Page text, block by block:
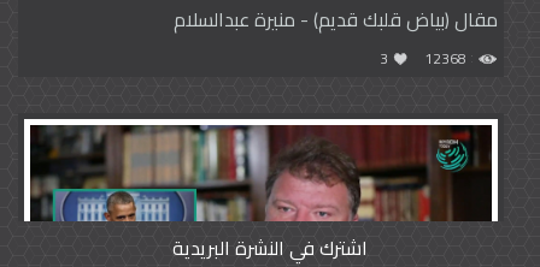
مقال (بياض قلبك قديم) - منيرة عبدالسلام
12368
3
اشترك في النشرة البريدية